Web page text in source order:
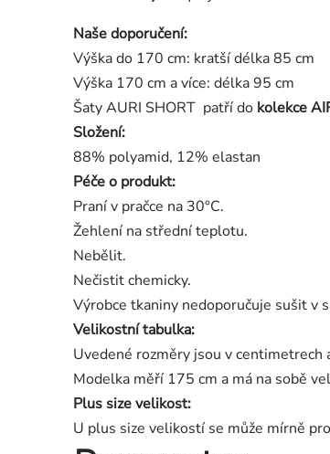
Naše doporučení:
Výška do 170 cm: kratší délka 85 cm
Výška 170 cm a více: délka 95 cm
Šaty AURI SHORT patří do kolekce
Složení:
88% polyamid, 12% elastan
Péče o produkt:
Praní v pračce na 30°C.
Žehlení na střední teplotu.
Nebělit.
Nečistit chemicky.
Výrobce tkaniny nedoporučuje sušit v
Velikostní tabulka:
Uvedené rozměry jsou v
Modelka měří 175 cm a má na sobě
Plus size velikost:
U plus size velikostí se může mírně